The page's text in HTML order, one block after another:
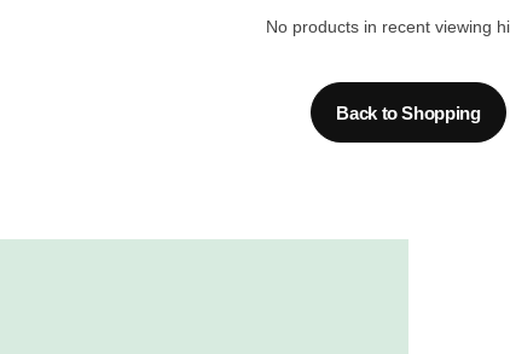
No products in recent viewing
Back to Shopping